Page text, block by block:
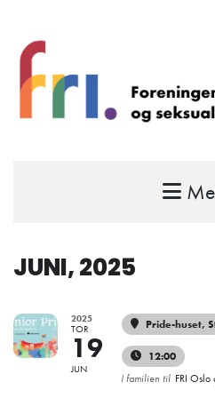
FRI – foreningen
JUNI, 2025
2025
TOR
19
JUN
Pride-huset,
12:00
I familien til FRI Oslo